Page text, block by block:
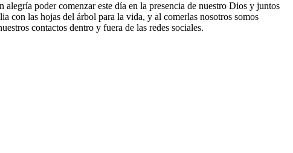
poder comenzar este día en la presencia de nuestro Dios y juntos
con las hojas del árbol para la vida, y al comerlas nosotros somos
contactos dentro y fuera de las redes sociales.